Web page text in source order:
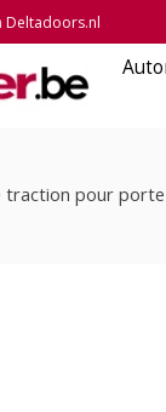
Deltadoors.nl
traction pour